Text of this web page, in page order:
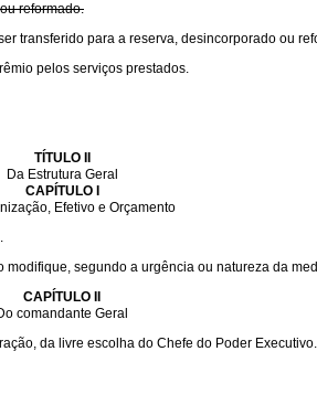
reformado.
transferido para a reserva, desincorporado ou
pelos serviços prestados.
TÍTULO II
Da Estrutura Geral
CAPÍTULO I
Efetivo e Orçamento
modifique, segundo a urgência ou natureza da
CAPÍTULO II
comandante Geral
da livre escolha do Chefe do Poder Executivo.